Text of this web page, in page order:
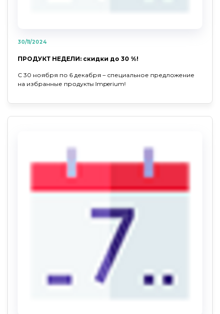
30/11/2024
ПРОДУКТ НЕДЕЛИ: скидки до 30 %!
С 30 ноября по 6 декабря – специальное предложение
на избранные продукты Imperium!